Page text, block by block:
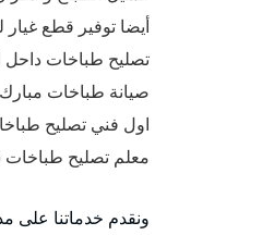
أيضا توفير قطع
تصليح طباخات داحل
صيانة طباخات مبارك
اول فني تصليح
معلم تصليح
ونقدم خدماتنا على